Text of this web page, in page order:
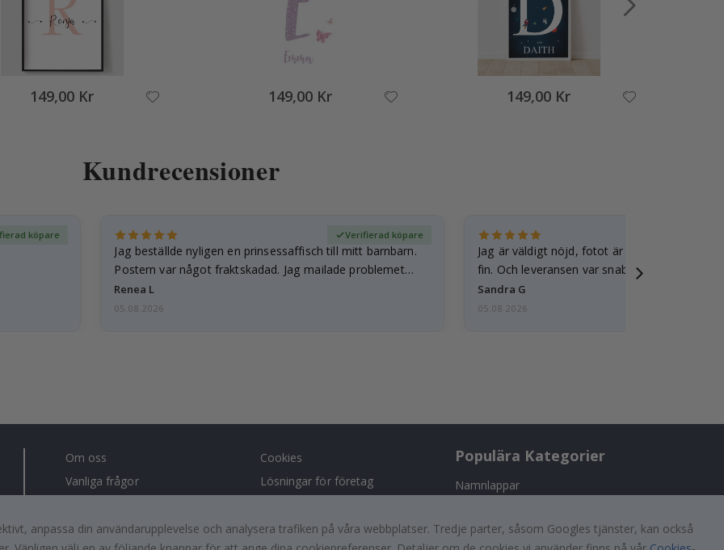
149,00 Kr 149,00 Kr 149,00 Kr
Kundrecensioner
köpare
Jag beställde nyligen en prinsessaffisch till mitt barnbarn.
Postern var något fraktskadad. Jag mailade problemet
och…
Renea L
Verifierad köpare
05.08.2026
Jag är väldigt nöjd, fotot är välgjort och
fin. Och leveransen var snabb.
Sandra G
05.08.2026
Om oss
Vanliga frågor
Retur, ångerrätt & reklamation
Cookies
Lösningar för företag
Samarbeta med oss!
Populära Kategorier
Namnlappar
Kakeldekor
anpassa din användarupplevelse och analysera trafiken på våra webbplatser. Tredje parter, såsom Googles tjänster, kan också